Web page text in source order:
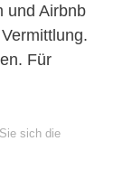
und Airbnb
Für
sich die